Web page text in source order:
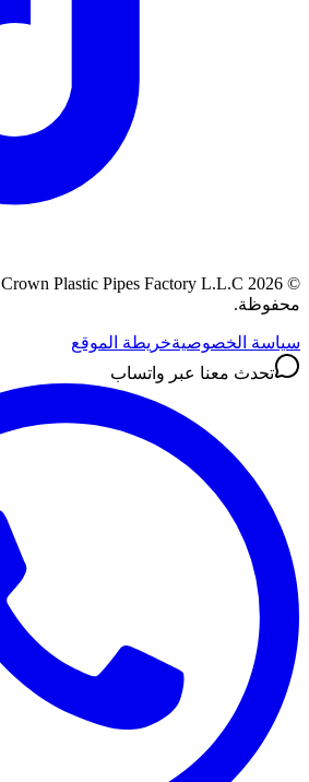
©
2026
Crown Plastic Pipes Factory L.L.C.
محفوظة.
سياسة الخصوصيةخريطة الموقع
تحدث معنا عبر واتساب